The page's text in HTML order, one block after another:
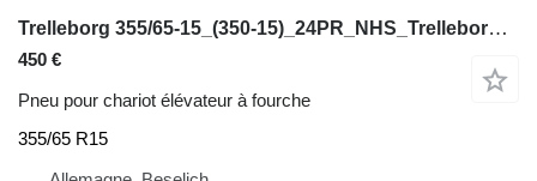
Trelleborg 355/65-15_(350-15)_24PR_NHS_Trelleborg_T-900_TT_Stapler_Top
450 €
Pneu pour chariot élévateur à fourche
355/65 R15